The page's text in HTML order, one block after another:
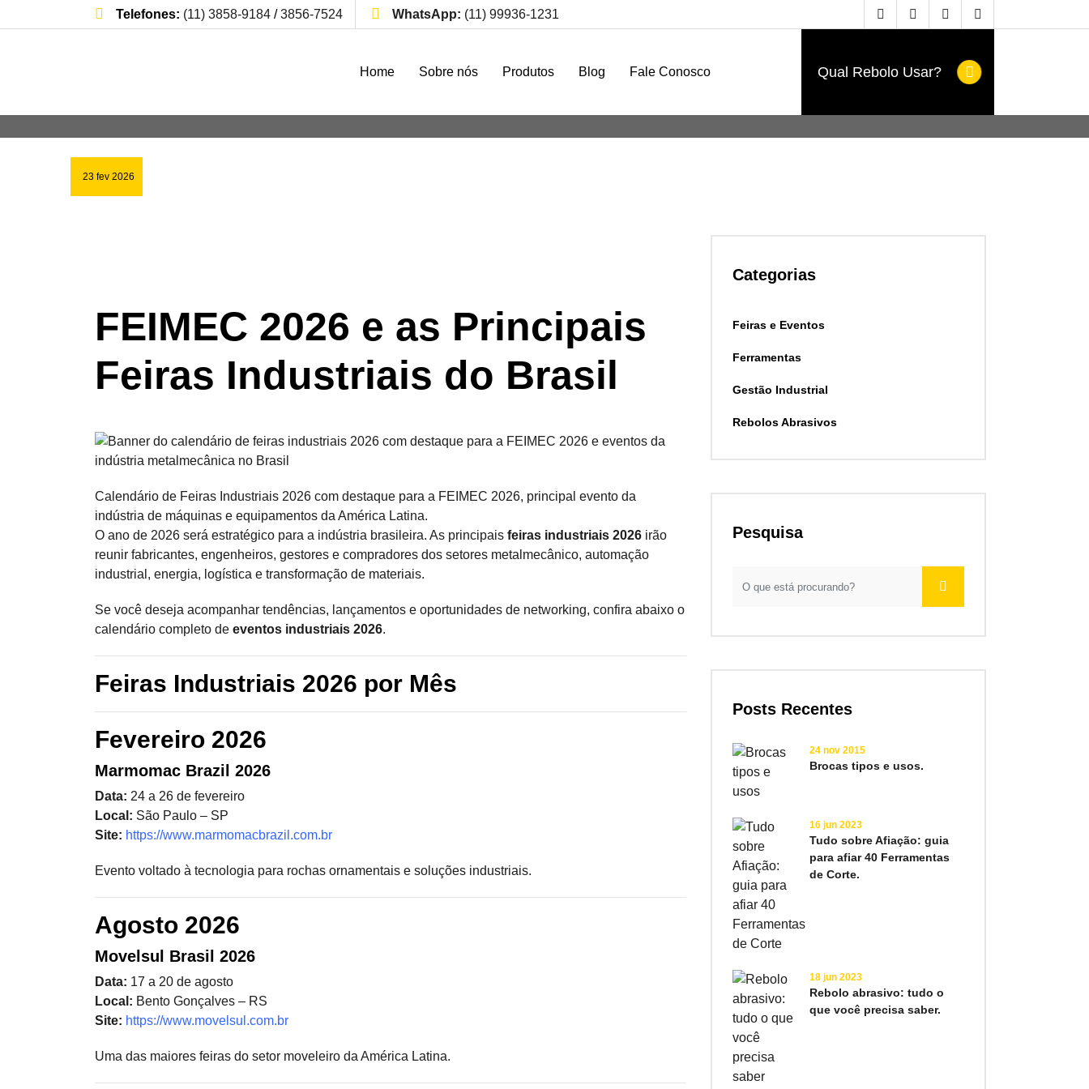
Telefones: (11) 3858-9184 /3856-7524 WhatsApp: (11) 99936-1231
Home Sobre nós Produtos Blog Fale Conosco Qual Rebolo Usar?
23 fev 2026
FEIMEC 2026 e as Principais
Feiras Industriais do Brasil
Calendário de Feiras Industriais 2026 com destaque para a FEIMEC 2026, principal evento da
indústria de máquinas e equipamentos da América Latina.
O ano de 2026 será estratégico para a indústria brasileira. As principais feiras industriais 2026 irão
reunir fabricantes, engenheiros, gestores e compradores dos setores metalmecânico, automação
industrial, energia, logística e transformação de materiais.
Se você deseja acompanhar tendências, lançamentos e oportunidades de networking, confira abaixo o
calendário completo de eventos industriais 2026.
Feiras Industriais 2026 por Mês
Fevereiro 2026
Marmomac Brazil 2026
Data: 24 a 26 de fevereiro
Local: São Paulo – SP
Site: https://www.marmomacbrazil.com.br
Evento voltado à tecnologia para rochas ornamentais e soluções industriais.
Agosto 2026
Movelsul Brasil 2026
Data: 17 a 20 de agosto
Local: Bento Gonçalves – RS
Site: https://www.movelsul.com.br
Uma das maiores feiras do setor moveleiro da América Latina.
Categorias
Feiras e Eventos
Ferramentas
Gestão Industrial
Rebolos Abrasivos
Pesquisa
Posts Recentes
24 nov 2015
Brocas tipos e usos.
16 jun 2023
Tudo sobre Afiação: guia
para afiar 40 Ferramentas
de Corte.
18 jun 2023
Rebolo abrasivo: tudo o
que você precisa saber.